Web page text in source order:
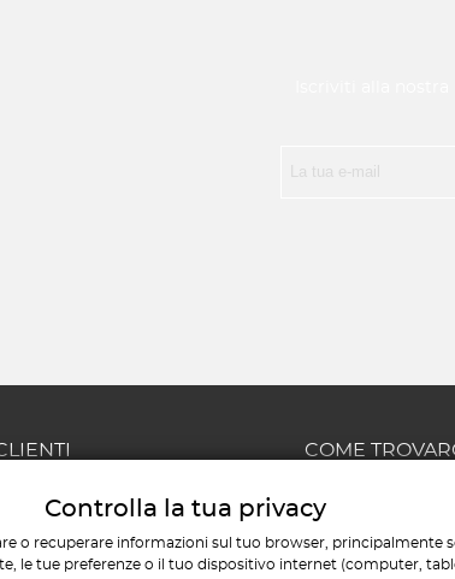
COME
Via Giovanni Chiarini,
AMMINISTRATIVO E
Controlla la tua privacy
o recuperare informazioni sul tuo browser, principalmente
le tue preferenze o il tuo dispositivo internet (computer,